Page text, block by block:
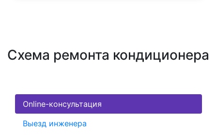
Схема ремонта кондиционера
Online-консультация
Выезд инженера